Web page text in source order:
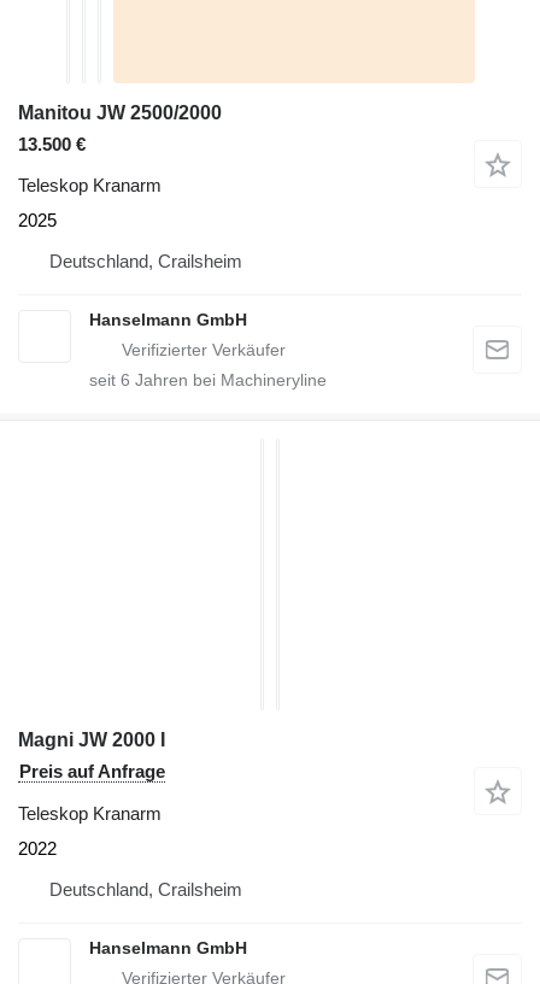
Manitou JW 2500/2000
13.500 €
Teleskop Kranarm
2025
Deutschland, Crailsheim
Hanselmann GmbH
seit 6 Jahren bei Machineryline
Magni JW 2000 I
Preis auf Anfrage
Teleskop Kranarm
2022
Deutschland, Crailsheim
Hanselmann GmbH